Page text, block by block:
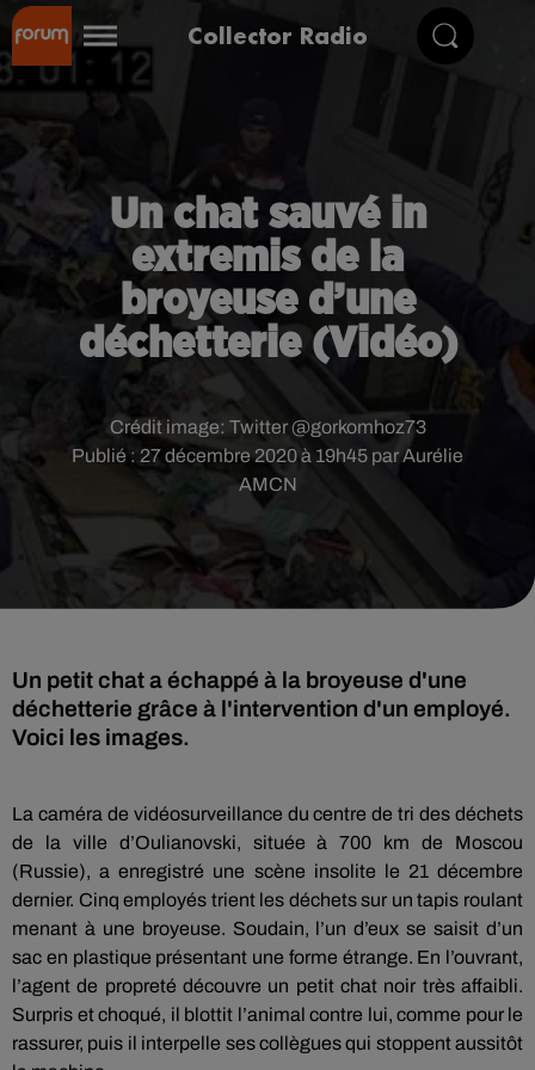
Collector Radio
Un chat sauvé in
extremis de la
broyeuse d’une
déchetterie (Vidéo)
Publié : 27 décembre 2020 à 19h45 par Aurélie
AMCN
Crédit image: Twitter @gorkomhoz73
Un petit chat a échappé à la broyeuse d'une
déchetterie grâce à l'intervention d'un employé.
Voici les images.
La caméra de vidéosurveillance du centre de tri des déchets
de la ville d’Oulianovski, située à 700 km de Moscou
(Russie), a enregistré une scène insolite le 21 décembre
dernier. Cinq employés trient les déchets sur un tapis roulant
menant à une broyeuse. Soudain, l’un d’eux se saisit d’un
sac en plastique présentant une forme étrange. En l’ouvrant,
l’agent de propreté découvre un petit chat noir très affaibli.
Surpris et choqué, il blottit l’animal contre lui, comme pour le
rassurer, puis il interpelle ses collègues qui stoppent aussitôt